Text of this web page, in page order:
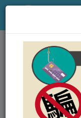
(jp)
營
合